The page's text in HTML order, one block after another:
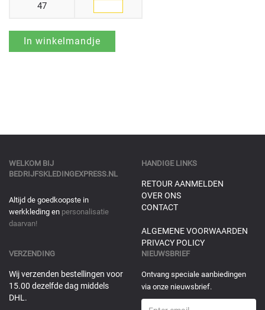
47
WELKOM BIJ
BEDRIJFSKLEDINGEXPRESS.NL
Altijd de goedkoopste in
werkkleding en personalisatie
daarvan!
HANDIGE LINKS
RETOUR AANMELDEN
OVER ONS
CONTACT
ALGEMENE VOORWAARDEN
PRIVACY POLICY
VERZENDING
Wij verzenden bestellingen voor
15.00 dezelfde dag middels
DHL.
NIEUWSBRIEF
Ontvang speciale aanbiedingen
via onze nieuwsbrief.